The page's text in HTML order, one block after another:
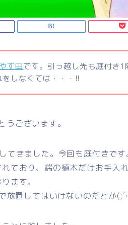
やす田です。引っ越し先も庭付き1
しなくては・・・!!
うございます。
てきました。今回も庭付きです
ており、端の植木だけお手入
ます。
放置してはいけないのだとか